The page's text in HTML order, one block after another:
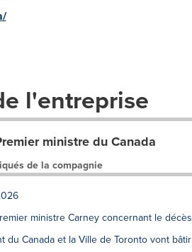
l'entreprise
ministre du Canada
de la compagnie
ministre Carney concernant le
du Canada et la Ville de Toronto vont